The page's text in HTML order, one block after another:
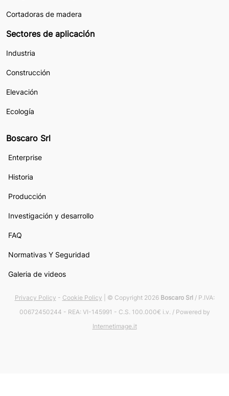
Cortadoras de madera
Sectores de aplicación
Industria
Construcción
Elevación
Ecología
Boscaro Srl
Enterprise
Historia
Producción
Investigación y desarrollo
FAQ
Normativas Y Seguridad
Galeria de videos
Privacy Policy - Cookie Policy | © Copyright 2026 Boscaro Srl / P.IVA:
00672450244 - REA: VI-145991 - C.S. 100.000€ i.v. / Powered by
Internetimage.it